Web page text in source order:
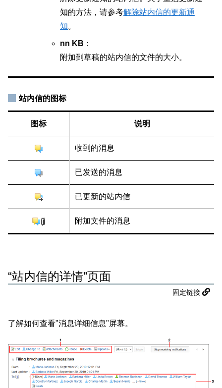
知的方法，请参考解除站内信的更新通
知。
nn KB ：
附加到草稿的站内信的文件的大小。
站内信的图标
图标 说明
收到的消息
已发送的消息
已更新的站内信
附加文件的消息
“站内信的详情”页面
固定链接
了解如何查看"消息详细信息"屏幕。